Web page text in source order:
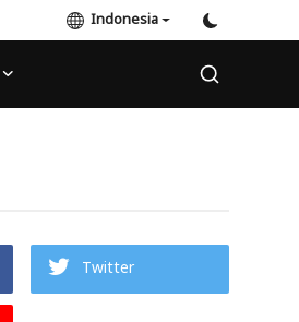
Indonesia
Twitter